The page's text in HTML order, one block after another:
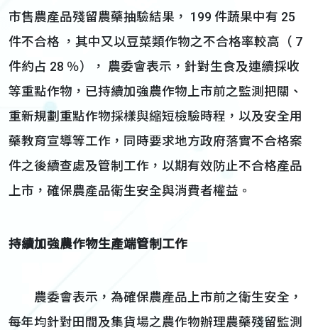
市售農產品殘留農藥抽驗結果， 199 件蔬果中有 25
件不合格 ，其中又以豆菜類作物之不合格率較高（ 7
件約占 28 ％）， 農委會表示，針對生食及連續採收
等重點作物，已持續加強農作物上市前之監測把關、
重新規劃重點作物採樣與縮短檢驗時程，以及安全用
藥教育宣導等工作，同時要求地方政府落實不合格案
件之後續查處及管制工作，以期有效防止不合格產品
上市，確保農產品衛生安全與消費者權益。
持續加強農作物生產端管制工作
農委會表示，為確保農產品上市前之衛生安全，
每年均針對田間及集貨場之農作物辦理農藥殘留監測